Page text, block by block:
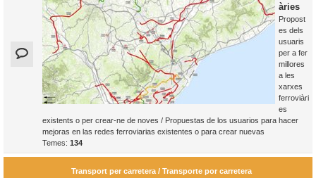
àries
Propost
es dels
usuaris
per a fer
millores
a les
xarxes
ferroviàri
es
existents o per crear-ne de noves / Propuestas de los usuarios para hacer
mejoras en las redes ferroviarias existentes o para crear nuevas
Temes: 134
Transport per carretera / Transporte por carretera